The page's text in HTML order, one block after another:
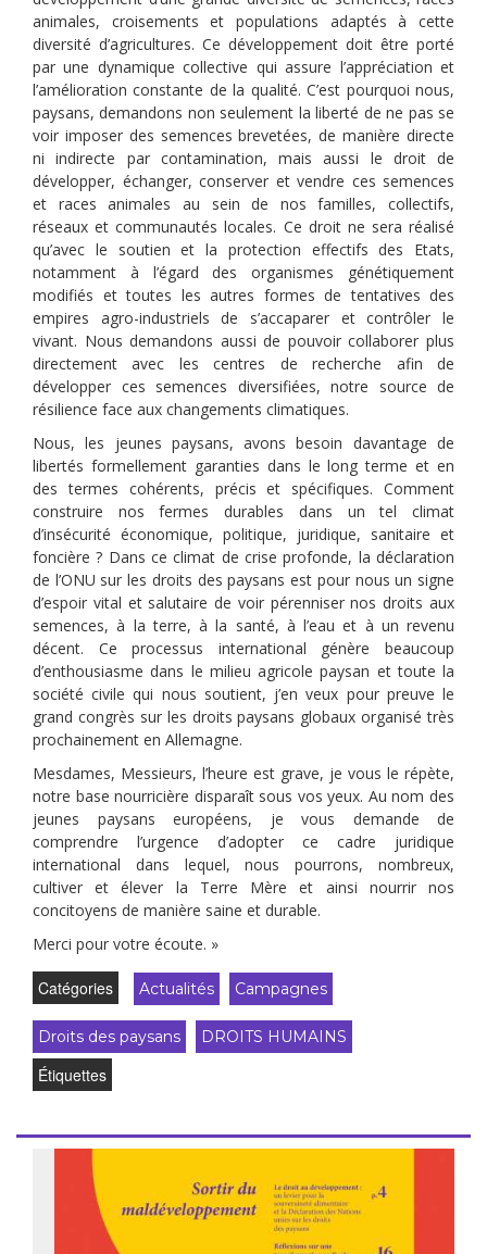
animales, croisements et populations adaptés à cette
diversité d’agricultures. Ce développement doit être porté
par une dynamique collective qui assure l’appréciation et
l’amélioration constante de la qualité. C’est pourquoi nous,
paysans, demandons non seulement la liberté de ne pas se
voir imposer des semences brevetées, de manière directe
ni indirecte par contamination, mais aussi le droit de
développer, échanger, conserver et vendre ces semences
et races animales au sein de nos familles, collectifs,
réseaux et communautés locales. Ce droit ne sera réalisé
qu’avec le soutien et la protection effectifs des Etats,
notamment à l’égard des organismes génétiquement
modifiés et toutes les autres formes de tentatives des
empires agro-industriels de s’accaparer et contrôler le
vivant. Nous demandons aussi de pouvoir collaborer plus
directement avec les centres de recherche afin de
développer ces semences diversifiées, notre source de
résilience face aux changements climatiques.
Nous, les jeunes paysans, avons besoin davantage de
libertés formellement garanties dans le long terme et en
des termes cohérents, précis et spécifiques. Comment
construire nos fermes durables dans un tel climat
d’insécurité économique, politique, juridique, sanitaire et
foncière ? Dans ce climat de crise profonde, la déclaration
de l’ONU sur les droits des paysans est pour nous un signe
d’espoir vital et salutaire de voir pérenniser nos droits aux
semences, à la terre, à la santé, à l’eau et à un revenu
décent. Ce processus international génère beaucoup
d’enthousiasme dans le milieu agricole paysan et toute la
société civile qui nous soutient, j’en veux pour preuve le
grand congrès sur les droits paysans globaux organisé très
prochainement en Allemagne.
Mesdames, Messieurs, l’heure est grave, je vous le répète,
notre base nourricière disparaît sous vos yeux. Au nom des
jeunes paysans européens, je vous demande de
comprendre l’urgence d’adopter ce cadre juridique
international dans lequel, nous pourrons, nombreux,
cultiver et élever la Terre Mère et ainsi nourrir nos
concitoyens de manière saine et durable.
Merci pour votre écoute. »
Catégories Actualités Campagnes
Droits des paysans DROITS HUMAINS
Étiquettes